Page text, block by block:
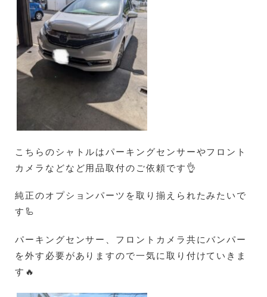
こちらのシャトルはパーキングセンサーやフロント
カメラなどなど用品取付のご依頼です👌
純正のオプションパーツを取り揃えられたみたいで
す🦾
パーキングセンサー、フロントカメラ共にバンパー
を外す必要がありますので一気に取り付けていきま
す🔥